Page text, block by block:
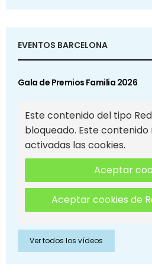
EVENTOS BARCELONA
Gala de Premios Familia 2026
Este contenido del tipo
bloqueado. Este
activadas las cookies.
Aceptar
Aceptar cookies de
Ver todos los vídeos